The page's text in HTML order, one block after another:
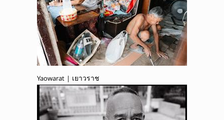
Yaowarat | เยาวราช